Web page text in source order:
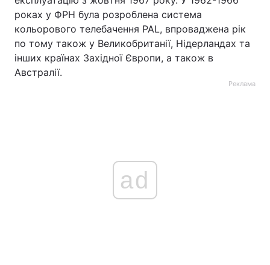
роках у ФРН була розроблена система
кольорового телебачення PAL, впроваджена рік
по тому також у Великобританії, Нідерландах та
інших країнах Західної Європи, а також в
Австралії.
Реклама
ad